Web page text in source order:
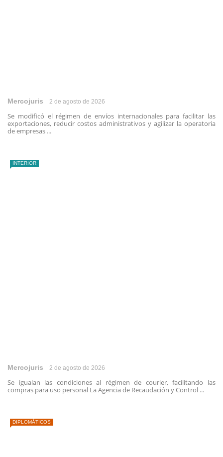
Mercojuris 2 de agosto de 2026
Se modificó el régimen de envíos internacionales para facilitar las
exportaciones, reducir costos administrativos y agilizar la operatoria
de empresas ...
INTERIOR
Mercojuris 2 de agosto de 2026
Se igualan las condiciones al régimen de courier, facilitando las
compras para uso personal La Agencia de Recaudación y Control ...
DIPLOMÁTICOS